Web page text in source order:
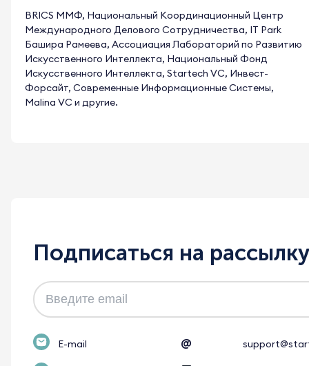
BRICS ММФ, Национальный Координационный Центр
Международного Делового Сотрудничества, IT Park
Башира Рамеева, Ассоциация Лабораторий по Развитию
Искусственного Интеллекта, Национальный Фонд
Искусственного Интеллекта, Startech VC, Инвест-
Форсайт, Современные Информационные Системы,
Malina VC и другие.
Подписаться на рассылку
E-mail @